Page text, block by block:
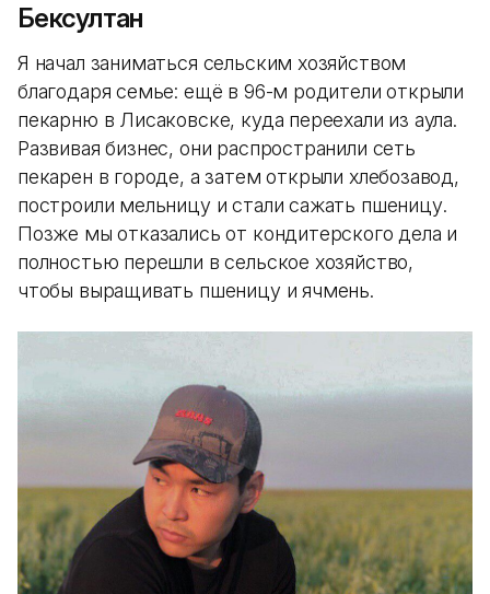
Бексултан
Я начал заниматься сельским хозяйством
благодаря семье: ещё в 96-м родители открыли
пекарню в Лисаковске, куда переехали из аула.
Развивая бизнес, они распространили сеть
пекарен в городе, а затем открыли хлебозавод,
построили мельницу и стали сажать пшеницу.
Позже мы отказались от кондитерского дела и
полностью перешли в сельское хозяйство,
чтобы выращивать пшеницу и ячмень.